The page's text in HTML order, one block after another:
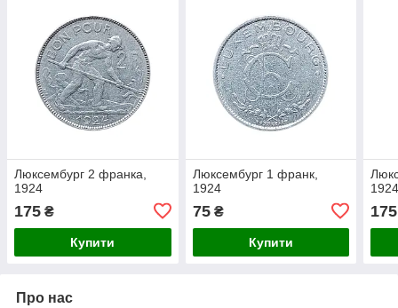
Люксембург 2 франка,
1924
175 ₴
Купити
Люксембург 1 франк,
1924
75₴
Купити
175
Про нас